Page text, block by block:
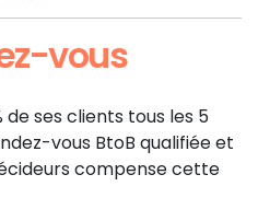
vous
ses clients tous les 5
vous BtoB qualifiée et
compense cette